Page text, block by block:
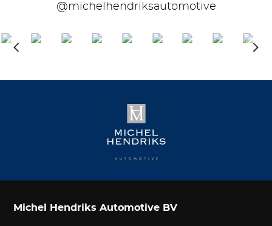
@michelhendriksautomotive
Michel Hendriks Automotive BV